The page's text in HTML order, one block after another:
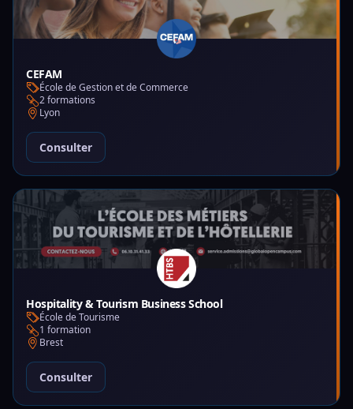
CEFAM
École de Gestion et de Commerce
2 formations
Lyon
Consulter
Hospitality & Tourism Business School
École de Tourisme
1 formation
Brest
Consulter